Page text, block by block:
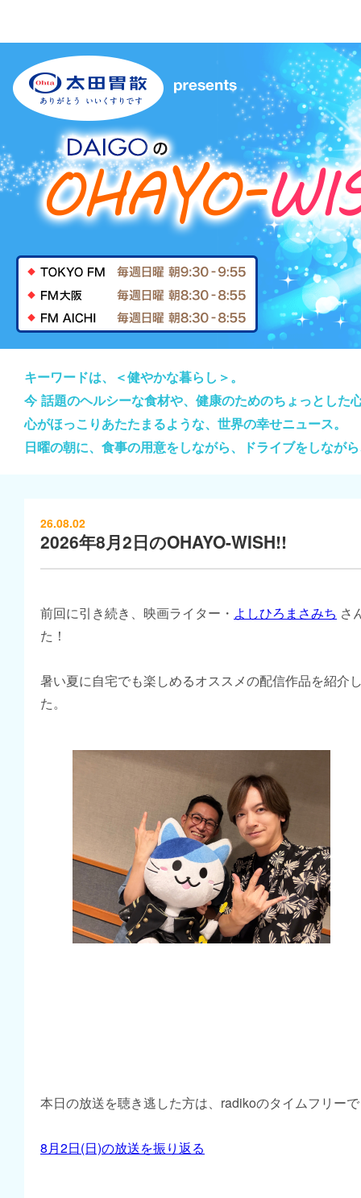
キーワードは、＜健やかな暮らし＞。
今 話題のヘルシーな食材や、健康のためのちょっとし
心がほっこりあたたまるような、世界の幸せニュース。
日曜の朝に、食事の用意をしながら、ドライブをしなが
26.08.02
2026年8月2日のOHAYO-WISH!!
前回に引き続き、映画ライター・ よしひろまさみち さ
た！
暑い夏に自宅でも楽しめるオススメの配信作品を紹介
た。
本日の放送を聴き逃した方は、radikoのタイムフリー
8月2日(日)の放送を振り返る